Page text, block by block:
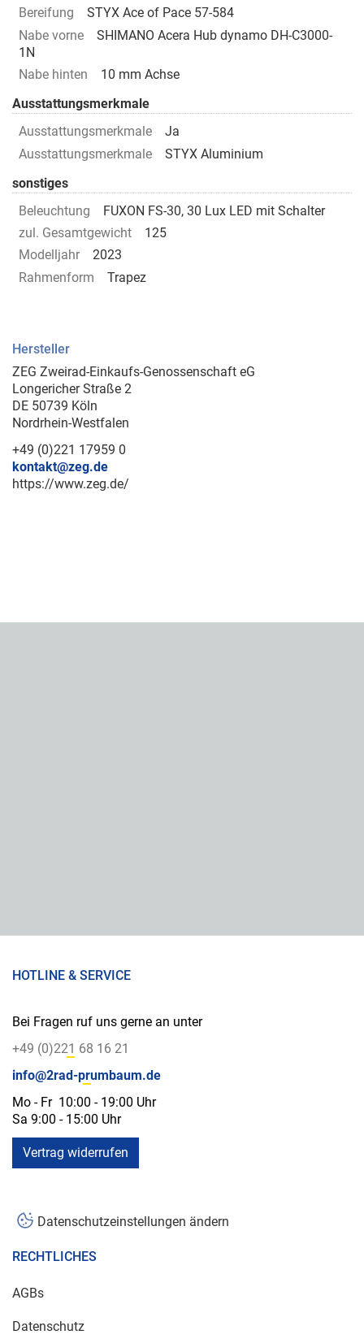
Bereifung
STYX Ace of Pace 57-584
Nabe vorne
SHIMANO Acera Hub dynamo DH-C3000-
1N
Nabe hinten
10 mm Achse
Ausstattungsmerkmale
Ausstattungsmerkmale
Ja
Ausstattungsmerkmale
STYX Aluminium
sonstiges
Beleuchtung
FUXON FS-30, 30 Lux LED mit Schalter
zul. Gesamtgewicht
125
Modelljahr
2023
Rahmenform
Trapez
Hersteller
ZEG Zweirad-Einkaufs-Genossenschaft eG
Longericher Straße 2
DE 50739 Köln
Nordrhein-Westfalen
+49 (0)221 17959 0
kontakt@zeg.de
https://www.zeg.de/
HOTLINE & SERVICE
Bei Fragen ruf uns gerne an unter
+49 (0)221 68 16 21
info@2rad-prumbaum.de
Mo - Fr 10:00 - 19:00 Uhr
Sa 9:00 - 15:00 Uhr
Vertrag widerrufen
Datenschutzeinstellungen ändern
RECHTLICHES
AGBs
Datenschutz